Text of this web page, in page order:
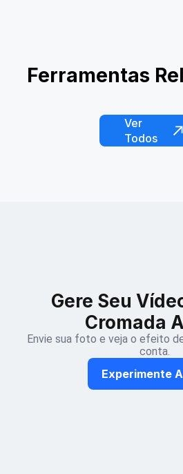
Ferramentas
AI Action Figure
Evocador de Dragão
Ver
Todos
Gere Seu
Cromada
Envie sua foto e veja o efeito
conta.
Experimente